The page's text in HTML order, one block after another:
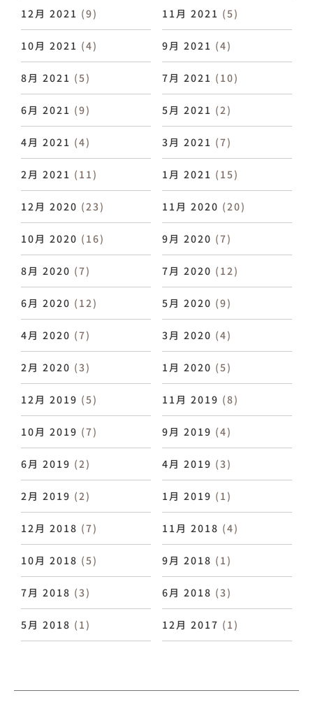
12月 2021 (9) 11月 2021 (5)
10月 2021 (4) 9月 2021 (4)
8月 2021 (5) 7月 2021 (10)
6月 2021 (9) 5月 2021 (2)
4月 2021 (4) 3月 2021 (7)
2月 2021 (11) 1月 2021 (15)
12月 2020 (23) 11月 2020 (20)
10月 2020 (16) 9月 2020 (7)
8月 2020 (7) 7月 2020 (12)
6月 2020 (12) 5月 2020 (9)
4月 2020 (7) 3月 2020 (4)
2月 2020 (3) 1月 2020 (5)
12月 2019 (5) 11月 2019 (8)
10月 2019 (7) 9月 2019 (4)
6月 2019 (2) 4月 2019 (3)
2月 2019 (2) 1月 2019 (1)
12月 2018 (7) 11月 2018 (4)
10月 2018 (5) 9月 2018 (1)
7月 2018 (3) 6月 2018 (3)
5月 2018 (1) 12月 2017 (1)